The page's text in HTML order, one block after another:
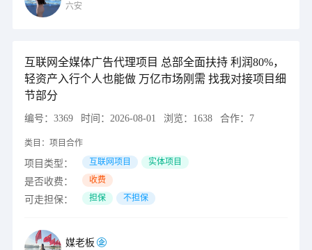
六安
互联网全媒体广告代理项目 总部全面扶持 利润80%，
轻资产入行个人也能做 万亿市场刚需 找我对接项目细
节部分
编号： 3369 时间： 2026-08-01 浏览： 1638 合作： 7
类目： 项目合作
项目类型： 互联网项目 实体项目
是否收费： 收费
可走担保： 担保 不担保
媒老板